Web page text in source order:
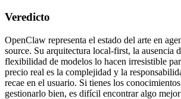
Veredicto
OpenClaw representa el estado del arte en
source. Su arquitectura local-first, la ausencia
flexibilidad de modelos lo hacen irresistible
precio real es la complejidad y la
recae en el usuario. Si tienes los
gestionarlo bien, es difícil encontrar algo